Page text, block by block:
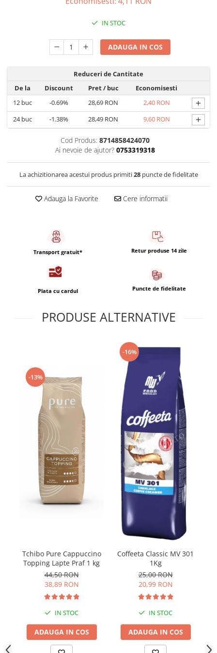
IN STOC
ADAUGA IN COS
Reduceri de Cantitate
De la
Discount Pret/ buc
Economisesti
12buc -0.69% 28,69 RON 2,40 RON +
24buc -1.38% 28,49 RON 9,60 RON +
Cod Produs: 8714858424070
Ai nevoie de ajutor? 0753319318
La achizitionarea acestui produs primiti28puncte de fidelitate
Adauga la Favorite Cere informatii
Transport gratuit* Retur produse 14 zile
Plata cu cardul Puncte de fidelitate
PRODUSE ALTERNATIVE
-13%
Tchibo Pure Cappuccino
Topping Lapte Praf 1 kg
44,50 RON
38,89 RON
IN STOC
ADAUGA IN COS
-16%
Coffeeta Classic MV 301
1Kg
25,00 RON
20,99 RON
IN STOC
ADAUGA IN COS